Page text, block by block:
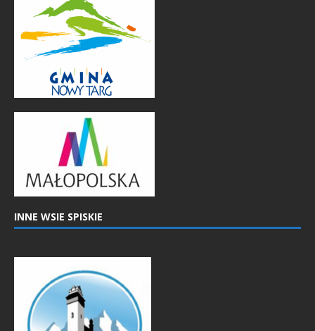
INNE WSIE SPISKIE